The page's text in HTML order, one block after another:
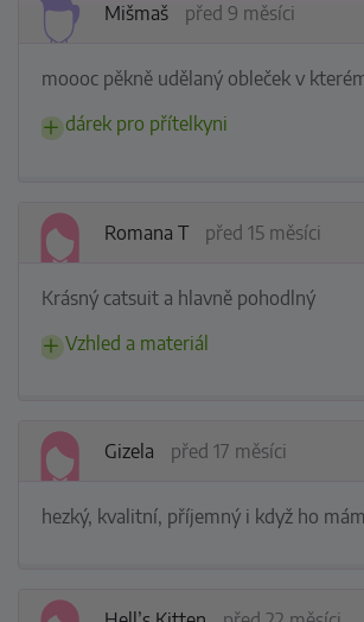
Mišmaš před 9 měsíci
moooc pěkně udělaný obleček v
dárek pro přítelkyni
Romana T před 15 měsíci
Krásný catsuit a hlavně pohodlný
Vzhled a materiál
Gizela před 17 měsíci
hezký, kvalitní, příjemný i když ho